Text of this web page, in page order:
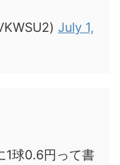
July 1,
1球0.6円って書